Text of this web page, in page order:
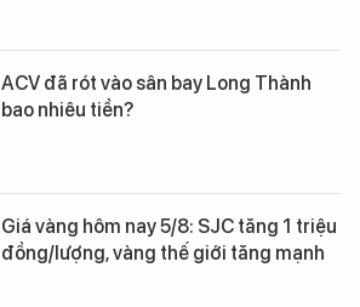
ACV đã rót vào sân bay Long Thành
bao nhiêu tiền?
Giá vàng hôm nay 5/8: SJC tăng 1 triệu
đồng/lượng, vàng thế giới tăng mạnh